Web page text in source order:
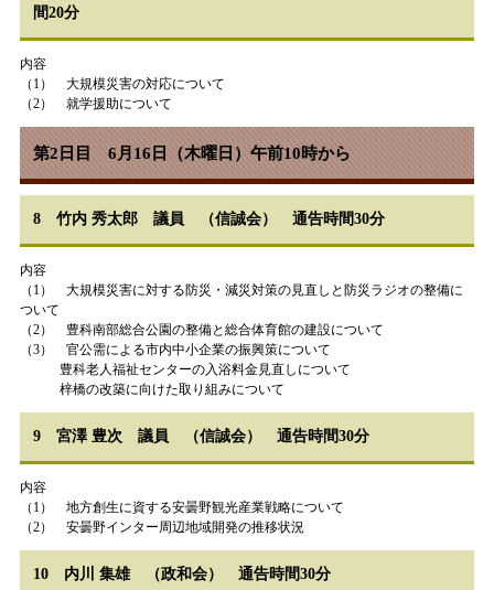
間20分
内容
（1） 大規模災害の対応について
（2） 就学援助について
第2日目 6月16日（木曜日）午前10時から
8 竹内 秀太郎 議員 （信誠会） 通告時間30分
内容
（1） 大規模災害に対する防災・減災対策の見直しと防災ラジオの整備に
ついて
（2） 豊科南部総合公園の整備と総合体育館の建設について
（3） 官公需による市内中小企業の振興策について
豊科老人福祉センターの入浴料金見直しについて
梓橋の改築に向けた取り組みについて
9 宮澤 豊次 議員 （信誠会） 通告時間30分
内容
（1） 地方創生に資する安曇野観光産業戦略について
（2） 安曇野インター周辺地域開発の推移状況
10 内川 集雄 （政和会） 通告時間30分